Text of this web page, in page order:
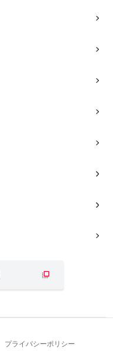
プライバシーポリシー